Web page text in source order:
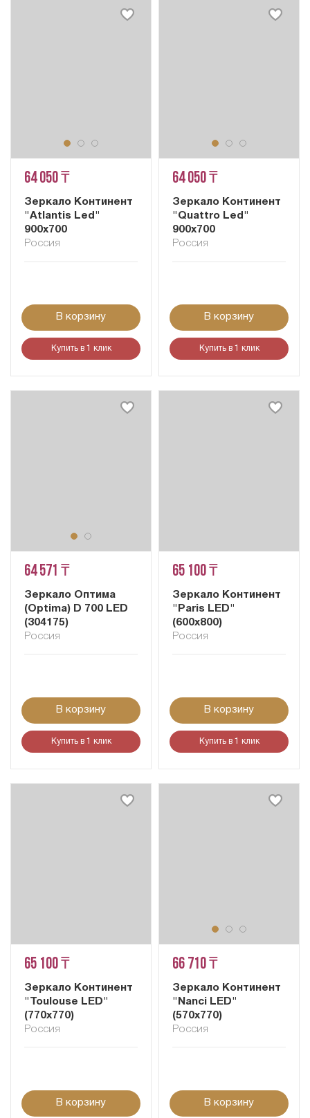
64 050 ₸
Зеркало Континент
"Atlantis Led"
900x700
Россия
В корзину
Купить в 1 клик
64 050 ₸
Зеркало Континент
"Quattro Led"
900x700
Россия
В корзину
Купить в 1 клик
64 571 ₸
Зеркало Оптима
(Optima) D 700 LED
(304175)
Россия
В корзину
Купить в 1 клик
65 100 ₸
Зеркало Континент
"Paris LED"
(600x800)
Россия
В корзину
Купить в 1 клик
65 100 ₸
Зеркало Континент
"Toulouse LED"
(770x770)
Россия
В корзину
66 710 ₸
Зеркало Континент
"Nanci LED"
(570x770)
Россия
В корзину